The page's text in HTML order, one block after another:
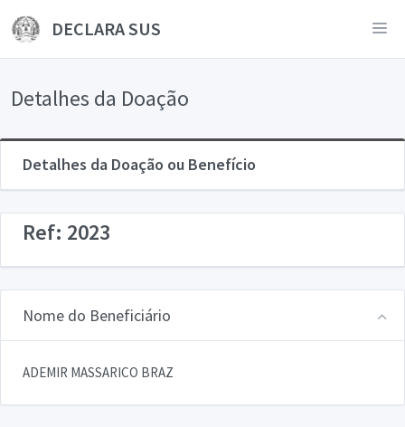
DECLARA SUS
Detalhes da Doação
Detalhes da Doação ou Benefício
Ref: 2023
Nome do Beneficiário
ADEMIR MASSARICO BRAZ